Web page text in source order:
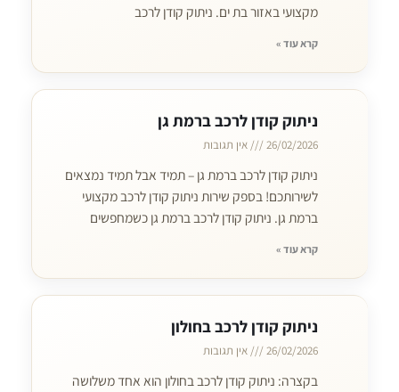
מקצועי באזור בת ים. ניתוק קודן לרכב
קרא עוד »
ניתוק קודן לרכב ברמת גן
26/02/2026 אין תגובות
ניתוק קודן לרכב ברמת גן – תמיד אבל תמיד נמצאים
לשירותכם! בספק שירות ניתוק קודן לרכב מקצועי
ברמת גן. ניתוק קודן לרכב ברמת גן כשמחפשים
קרא עוד »
ניתוק קודן לרכב בחולון
26/02/2026 אין תגובות
בקצרה: ניתוק קודן לרכב בחולון הוא אחד משלושה